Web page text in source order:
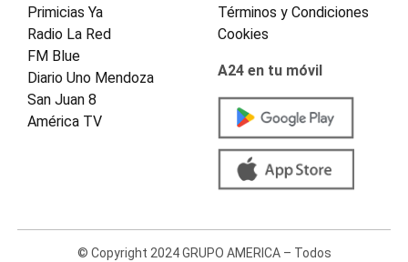
Primicias Ya
Radio La Red
FM Blue
Diario Uno Mendoza
San Juan 8
América TV
Términos y Condiciones
Cookies
A24 en tu móvil
© Copyright 2024 GRUPO AMERICA – Todos